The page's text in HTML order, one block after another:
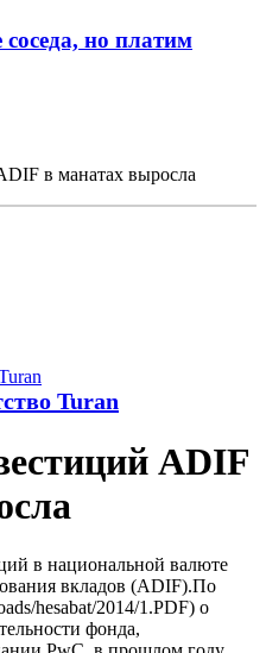
но платим
в манатах выросла
Turan
ADIF
в национальной валюте
вкладов (ADIF).По
hesabat/2014/1.PDF) о
фонда,